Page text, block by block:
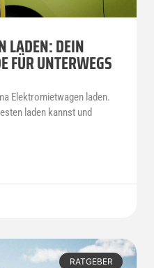
LADEN: DEIN
FÜR UNTERWEGS
Elektromietwagen laden.
laden kannst und
RATGEBER